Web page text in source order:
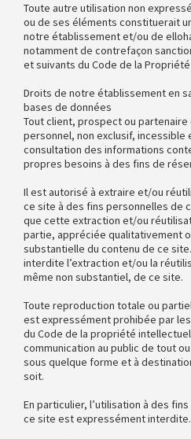
Toute autre utilisation non
ou de ses éléments constituerait
notre établissement et/ou de
notamment de contrefaçon
et suivants du Code de la
Droits de notre établissement en
bases de données
Tout client, prospect ou partenaire
personnel, non exclusif, incessible
consultation des informations
propres besoins à des fins de
Il est autorisé à extraire et/ou
ce site à des fins personnelles de
que cette extraction et/ou
partie, appréciée qualitativement
substantielle du contenu de ce
interdite l’extraction et/ou la
même non substantiel, de ce site.
Toute reproduction totale ou
est expressément prohibée par les
du Code de la propriété
communication au public de tout
sous quelque forme et à
soit.
En particulier, l’utilisation à des
ce site est expressément interdite.